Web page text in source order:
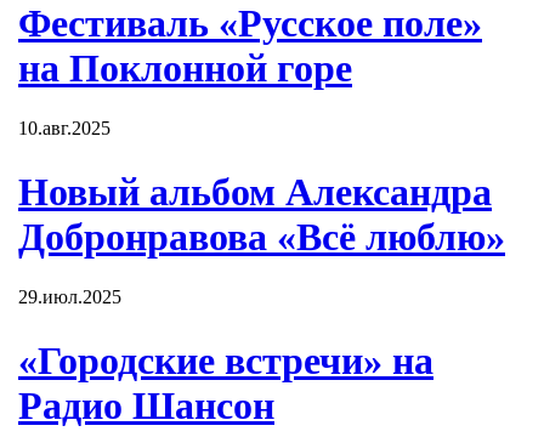
Фестиваль «Русское поле»
на Поклонной горе
10.авг.2025
Новый альбом Александра
Добронравова «Всё люблю»
29.июл.2025
«Городские встречи» на
Радио Шансон